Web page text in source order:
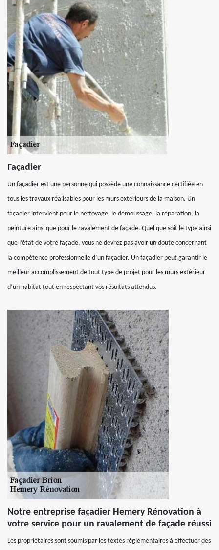
Façadier
Un façadier est une personne qui possède une connaissance certifiée en
tous les travaux réalisables pour les murs extérieurs de la maison. Un
façadier intervient pour le nettoyage, le démoussage, la réparation, la
peinture ainsi que pour le ravalement de façade. Quel que soit le type ainsi
que l’état de votre façade, vous ne devrez pas avoir un doute concernant
la compétence professionnelle d’un façadier. Un façadier peut garantir le
meilleur accomplissement de tout type de projet pour les murs extérieur
d’un habitat tout en respectant vos résultats attendus.
Notre entreprise façadier Hemery Rénovation à
votre service pour un ravalement de façade réussi
Les propriétaires sont soumis par les textes réglementaires à effectuer des